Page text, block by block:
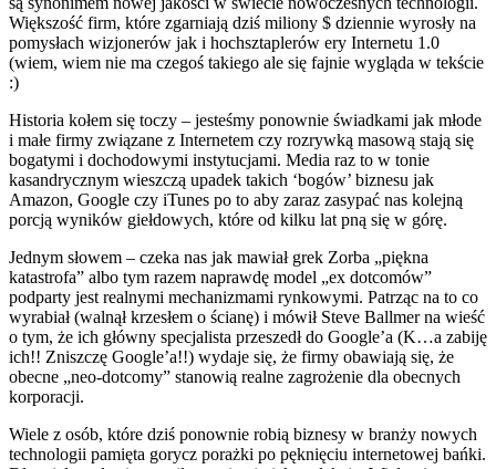
Większość firm, które zgarniają dziś miliony $ dziennie wyrosły na
pomysłach wizjonerów jak i hochsztaplerów ery Internetu 1.0
(wiem, wiem nie ma czegoś takiego ale się fajnie wygląda w tekście
:)
Historia kołem się toczy – jesteśmy ponownie świadkami jak młode
i małe firmy związane z Internetem czy rozrywką masową stają się
bogatymi i dochodowymi instytucjami. Media raz to w tonie
kasandrycznym wieszczą upadek takich ‘bogów’ biznesu jak
Amazon, Google czy iTunes po to aby zaraz zasypać nas kolejną
porcją wyników giełdowych, które od kilku lat pną się w górę.
Jednym słowem – czeka nas jak mawiał grek Zorba „piękna
katastrofa” albo tym razem naprawdę model „ex dotcomów”
podparty jest realnymi mechanizmami rynkowymi. Patrząc na to co
wyrabiał (walnął krzesłem o ścianę) i mówił Steve Ballmer na wieść
o tym, że ich główny specjalista przeszedł do Google’a (K…a zabiję
ich!! Zniszczę Google’a!!) wydaje się, że firmy obawiają się, że
obecne „neo-dotcomy” stanowią realne zagrożenie dla obecnych
korporacji.
Wiele z osób, które dziś ponownie robią biznesy w branży nowych
technologii pamięta gorycz porażki po pęknięciu internetowej bańki.